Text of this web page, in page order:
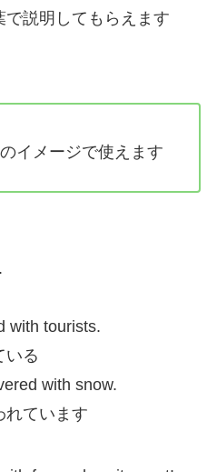
説明してもらえます
イメージで使えます
with tourists.
いる
with snow.
れています